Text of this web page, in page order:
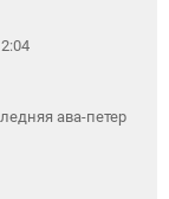
ава-петер